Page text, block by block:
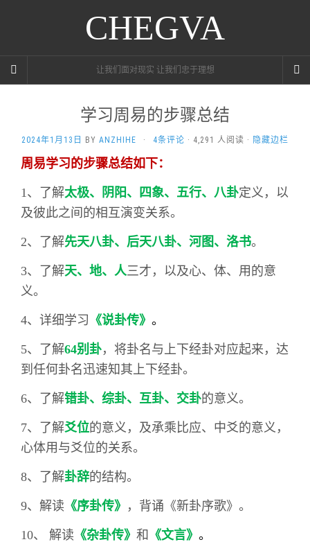
CHEGVA
让我们面对现实 让我们忠于理想
学习周易的步骤总结
2024年1月13日 BY ANZHIHE · 4条评论 · 4,291 人阅读 · 隐藏边栏
周易学习的步骤总结如下：
1、了解太极、阴阳、四象、五行、八卦定义，以
及彼此之间的相互演变关系。
2、了解先天八卦、后天八卦、河图、洛书。
3、了解天、地、人三才，以及心、体、用的意
义。
4、详细学习 《说卦传》 。
5、了解64别卦，将卦名与上下经卦对应起来，达
到任何卦名迅速知其上下经卦。
6、了解错卦、综卦、互卦、交卦的意义。
7、了解爻位的意义，及承乘比应、中爻的意义，
心体用与爻位的关系。
8、了解卦辞的结构。
9、解读 《序卦传》 ，背诵《新卦序歌》。
10、 解读 《杂卦传》 和 《文言》 。